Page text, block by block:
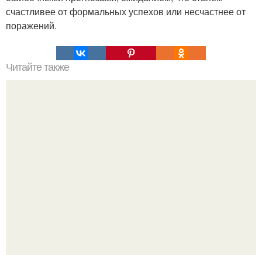
счастливее от формальных успехов или несчастнее от
поражений.
Читайте также